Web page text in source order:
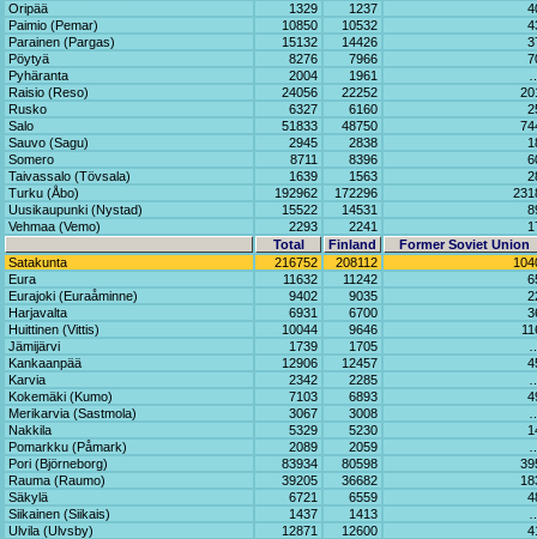
Oripää
1329 1237
Paimio (Pemar)
10850 10532
Parainen (Pargas)
15132 14426
Pöytyä
8276 7966
Pyhäranta
2004 1961
Raisio (Reso)
24056 22252
Rusko
6327 6160
Salo
51833 48750
Sauvo (Sagu)
2945 2838
Somero
8711 8396
Taivassalo (Tövsala)
1639 1563
Turku (Åbo)
192962 172296
Uusikaupunki (Nystad)
15522 14531
Vehmaa (Vemo)
2293 2241
Total
Finland
Former Soviet Union
Satakunta
216752 208112
Eura
11632 11242
Eurajoki (Euraåminne)
9402 9035
Harjavalta
6931 6700
Huittinen (Vittis)
10044 9646
Jämijärvi
1739 1705
Kankaanpää
12906 12457
Karvia
2342 2285
Kokemäki (Kumo)
7103 6893
Merikarvia (Sastmola)
3067 3008
Nakkila
5329 5230
Pomarkku (Påmark)
2089 2059
Pori (Björneborg)
83934 80598
Rauma (Raumo)
39205 36682
Säkylä
6721 6559
Siikainen (Siikais)
1437 1413
Ulvila (Ulvsby)
12871 12600